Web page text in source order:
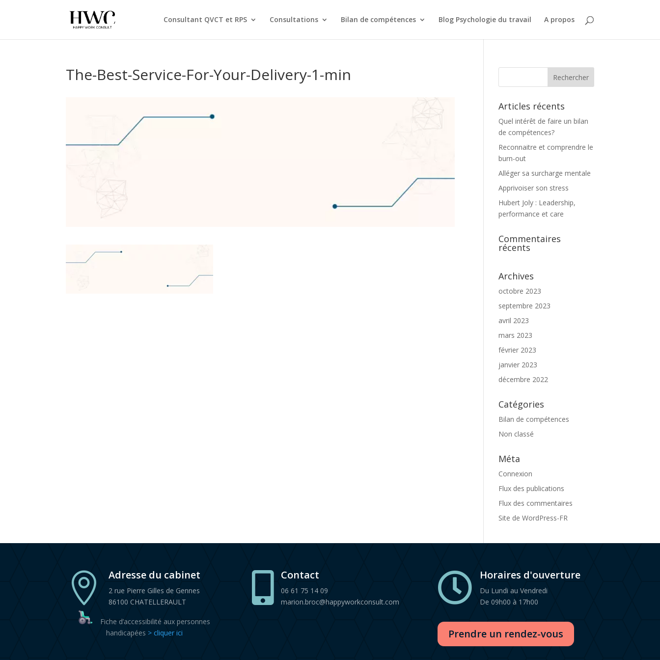
Consultant QVCT et RPS Consultations Bilan de compétences Blog Psychologie du travail A propos
The-Best-Service-For-Your-Delivery-1-min
Articles récents
Quel intérêt de faire un bilan
de compétences?
Reconnaitre et comprendre le
burn-out
Alléger sa surcharge mentale
Apprivoiser son stress
Hubert Joly : Leadership,
performance et care
Commentaires
récents
Archives
octobre 2023
septembre 2023
avril 2023
mars 2023
février 2023
janvier 2023
décembre 2022
Catégories
Bilan de compétences
Non classé
Méta
Connexion
Flux des publications
Flux des commentaires
Site de WordPress-FR
 Adresse du cabinet
2 rue Pierre Gilles de Gennes
86100 CHATELLERAULT
Fiche d’accessibilité aux personnes
handicapées > cliquer ici
 Contact
06 61 75 14 09
marion.broc@happyworkconsult.com
 Horaires d'ouverture
Du Lundi au Vendredi
De 09h00 à 17h00
Prendre un rendez-vous